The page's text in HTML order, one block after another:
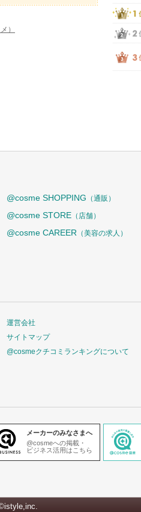
）
@cosme SHOPPING （通販）
@cosme STORE （店舗）
@cosme CAREER （美容の求人）
運営会社
サイトマップ
@cosmeクチコミランキングについて
メーカーのみなさまへ
@cosmeへの掲載・
ビジネス活用はこちら